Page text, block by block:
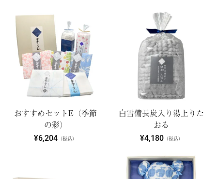
おすすめセットE（季節
の彩）
¥6,204 （税込）
白雪備長炭入り湯上りた
おる
¥4,180（税込）